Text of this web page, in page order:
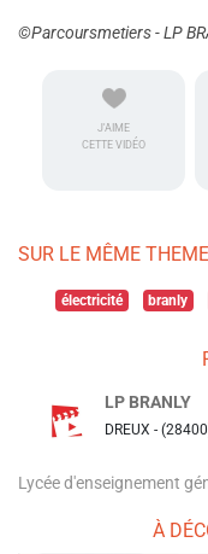
©Parcoursmetiers - LP
J'AIME
CETTE VIDÉO
SUR LE MÊME
électricité branly
LP BRANLY
DREUX -
Lycée d'enseignement
À